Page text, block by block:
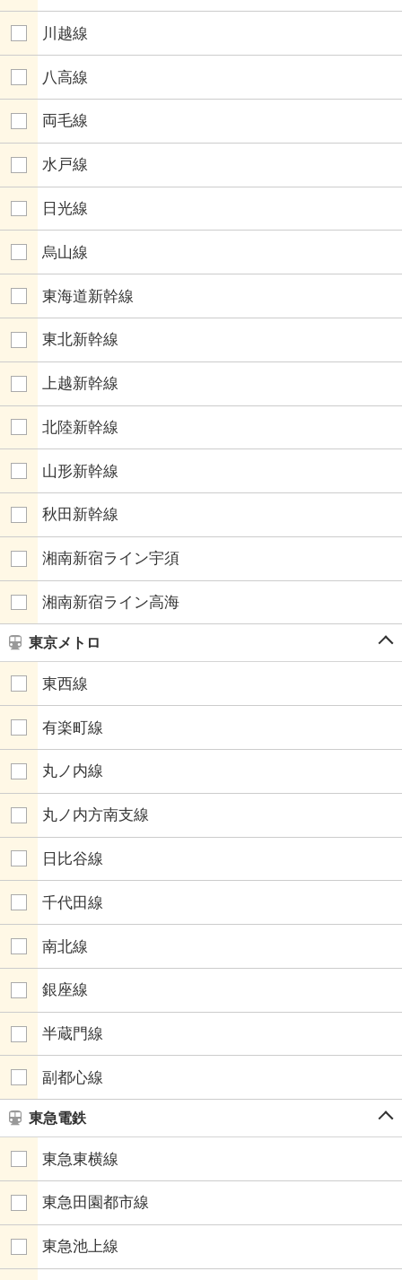
川越線
八高線
両毛線
水戸線
日光線
烏山線
東海道新幹線
東北新幹線
上越新幹線
北陸新幹線
山形新幹線
秋田新幹線
湘南新宿ライン宇須
湘南新宿ライン高海
東京メトロ
東西線
有楽町線
丸ノ内線
丸ノ内方南支線
日比谷線
千代田線
南北線
銀座線
半蔵門線
副都心線
東急電鉄
東急東横線
東急田園都市線
東急池上線